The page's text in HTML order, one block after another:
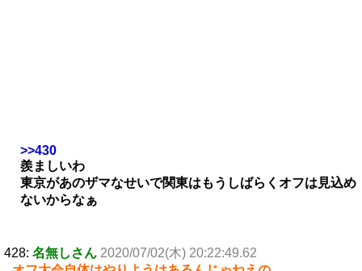
>>430
羨ましいわ
東京があのザマなせいで関東はもうしばらくオフは見込め
ないからなぁ
428: 名無しさん 2020/07/02(木) 20:22:49.62